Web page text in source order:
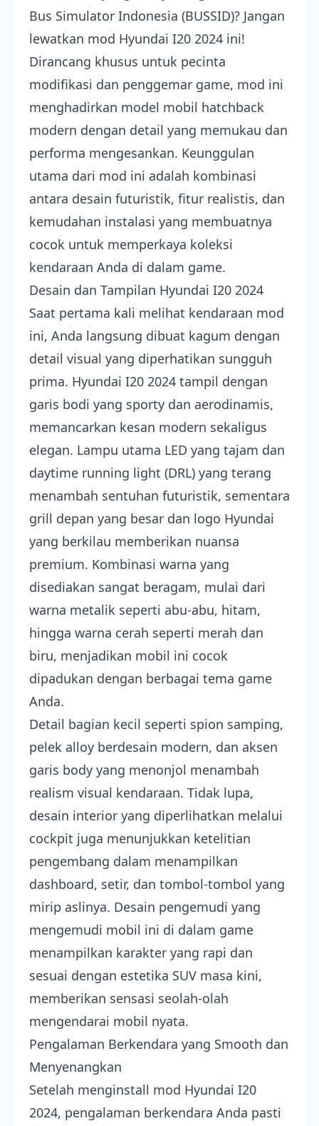
Bus Simulator Indonesia (BUSSID)? Jangan
lewatkan mod Hyundai I20 2024 ini!
Dirancang khusus untuk pecinta
modifikasi dan penggemar game, mod ini
menghadirkan model mobil hatchback
modern dengan detail yang memukau dan
performa mengesankan. Keunggulan
utama dari mod ini adalah kombinasi
antara desain futuristik, fitur realistis, dan
kemudahan instalasi yang membuatnya
cocok untuk memperkaya koleksi
kendaraan Anda di dalam game.
Desain dan Tampilan Hyundai I20 2024
Saat pertama kali melihat kendaraan mod
ini, Anda langsung dibuat kagum dengan
detail visual yang diperhatikan sungguh
prima. Hyundai I20 2024 tampil dengan
garis bodi yang sporty dan aerodinamis,
memancarkan kesan modern sekaligus
elegan. Lampu utama LED yang tajam dan
daytime running light (DRL) yang terang
menambah sentuhan futuristik, sementara
grill depan yang besar dan logo Hyundai
yang berkilau memberikan nuansa
premium. Kombinasi warna yang
disediakan sangat beragam, mulai dari
warna metalik seperti abu-abu, hitam,
hingga warna cerah seperti merah dan
biru, menjadikan mobil ini cocok
dipadukan dengan berbagai tema game
Anda.
Detail bagian kecil seperti spion samping,
pelek alloy berdesain modern, dan aksen
garis body yang menonjol menambah
realism visual kendaraan. Tidak lupa,
desain interior yang diperlihatkan melalui
cockpit juga menunjukkan ketelitian
pengembang dalam menampilkan
dashboard, setir, dan tombol-tombol yang
mirip aslinya. Desain pengemudi yang
mengemudi mobil ini di dalam game
menampilkan karakter yang rapi dan
sesuai dengan estetika SUV masa kini,
memberikan sensasi seolah-olah
mengendarai mobil nyata.
Pengalaman Berkendara yang Smooth dan
Menyenangkan
Setelah menginstall mod Hyundai I20
2024, pengalaman berkendara Anda pasti